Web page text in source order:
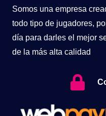
Somos una empresa
todo tipo de jugadores,
día para darles el mejor
de la más alta calidad